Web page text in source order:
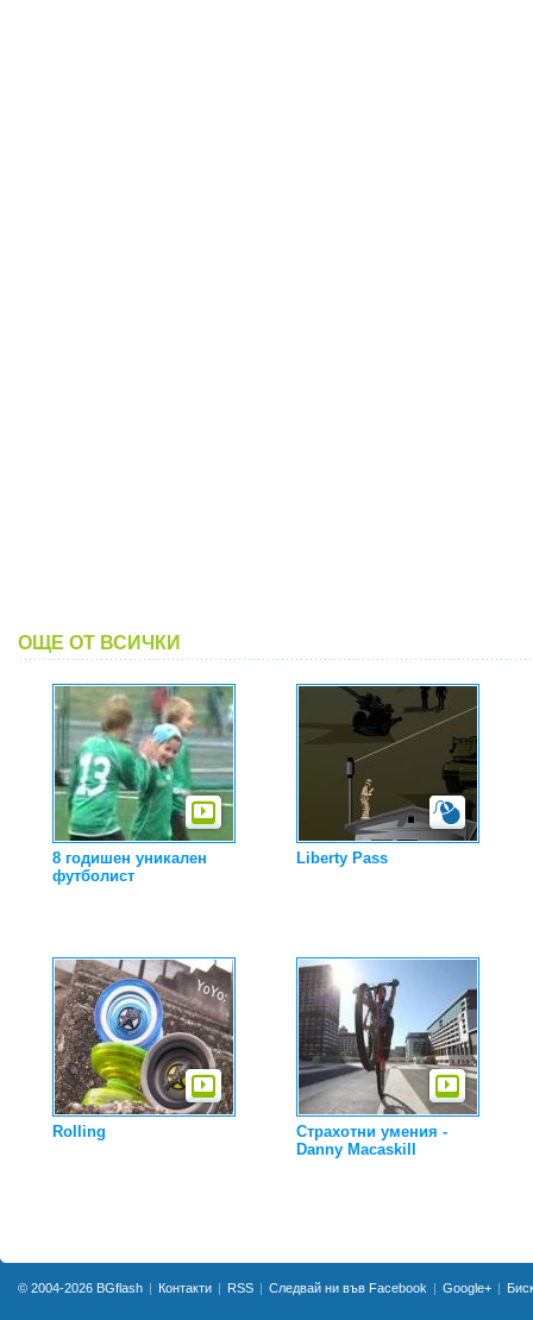
ОЩЕ ОТ ВСИЧКИ
8 годишен уникален
футболист
Liberty Pass
Rolling
Страхотни умения -
Danny Macaskill
© 2004-2026 BGflash Контакти RSS Следвай ни във Facebook Google+